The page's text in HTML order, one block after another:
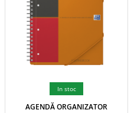
In stoc
AGENDĂ ORGANIZATOR